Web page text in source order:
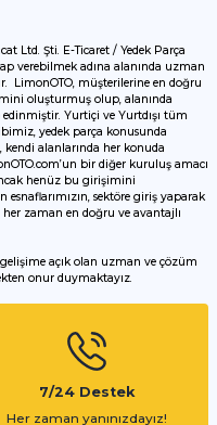
olmalı.
Ltd. Şti. E-Ticaret / Yedek Parça
verebilmek adına alanında uzman
LimonOTO, müşterilerine en doğru
oluşturmuş olup, alanında
Yurtiçi ve Yurtdışı tüm
yedek parça konusunda
alanlarında her konuda
bir diğer kuruluş amacı
henüz bu girişimini
esnaflarımızın, sektöre giriş yaparak
zaman en doğru ve avantajlı
açık olan uzman ve çözüm
onur duymaktayız.
7/24 Destek
Her zaman yanınızdayız!